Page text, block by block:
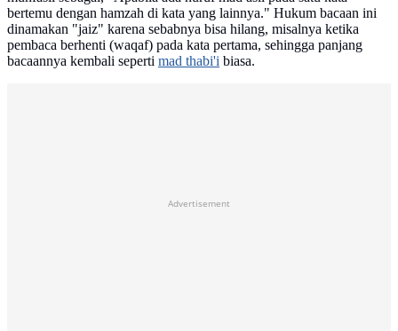
bertemu dengan hamzah di kata yang lainnya." Hukum bacaan ini
dinamakan "jaiz" karena sebabnya bisa hilang, misalnya ketika
pembaca berhenti (waqaf) pada kata pertama, sehingga panjang
bacaannya kembali seperti mad thabi'i biasa.
Advertisement